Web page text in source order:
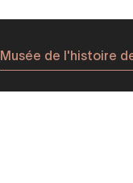
Musée de l'histoire